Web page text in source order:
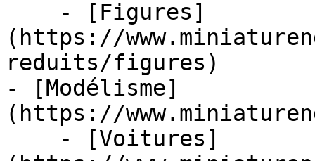
(https://
reduits/figures)
- [Modélisme]
(https://